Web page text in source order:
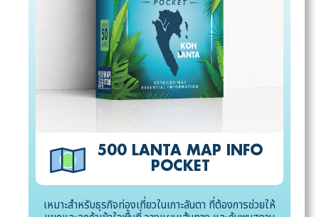
500 LANTA MAP INFO
POCKET
เหมาะสำหรับธุรกิจท่องเที่ยวในเกาะลันตา ที่ต้องการช่วยให้